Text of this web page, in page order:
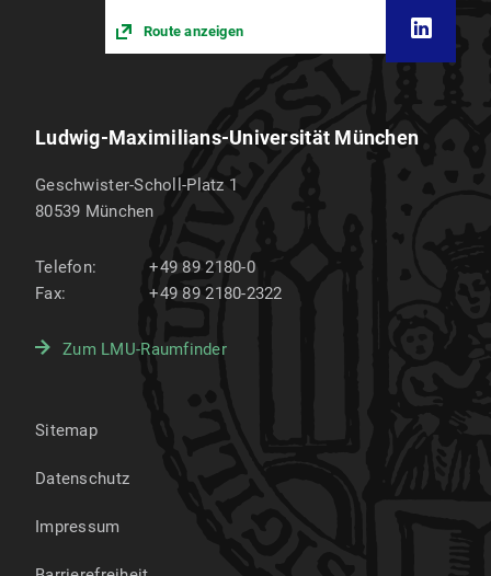
Route anzeigen
Ludwig-Maximilians-Universität München
Geschwister-Scholl-Platz 1
80539 München
Telefon:
+49 89 2180-0
Fax:
+49 89 2180-2322
Zum LMU-Raumfinder
Sitemap
Datenschutz
Impressum